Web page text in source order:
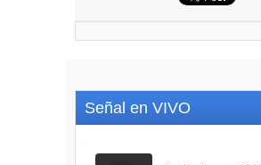
Señal en VIVO